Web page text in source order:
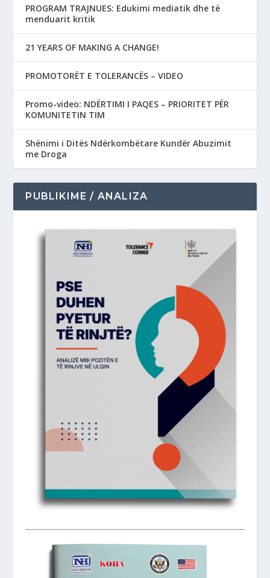
PROGRAM TRAJNUES: Edukimi mediatik dhe të
menduarit kritik
21 YEARS OF MAKING A CHANGE!
PROMOTORËT E TOLERANCËS – VIDEO
Promo-video: NDËRTIMI I PAQES – PRIORITET PËR
KOMUNITETIN TIM
Shënimi i Ditës Ndërkombëtare Kundër Abuzimit
me Droga
PUBLIKIME / ANALIZA